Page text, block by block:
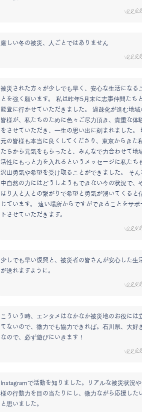
厳しい冬の被災、人ごとではありません
被災された方々が少しでも早く、安心な生活になる
とを強く願います。 私は昨年5月末に志事仲間たちと
能登に行かせていただきました。 過疎化が進む地域
皆様が、私たちのために色々ご尽力頂き、貴重な体
をさせていただき、一生の思い出に刻まれました。
元の皆様も本当に良くしてくださり、東京からきた
たちから元気をもらったと、みんなで力合わせて地
活性にもっと力を入れるというメッセージに私たち
沢山勇気や希望を受け取ることができました。 そん
中自然の力にはどうしようもできない今の状況で、
はり人と人との繋がりで希望と勇気が湧いてくると
じています。 遠い場所からですができることをサポ
トさせていただきます。
少しでも早い復興と、被災者の皆さんが安心した生
が送れますように。
こういう時、エンタメはなかなか被災地のお役には
てないので、微力でも協力できれば。石川県、大好
なので、必ず遊びにいきます！
Instagramで活動を知りました。リアルな被災状況や
様の行動力を目の当たりにし、微力ながら応援した
と思いました。